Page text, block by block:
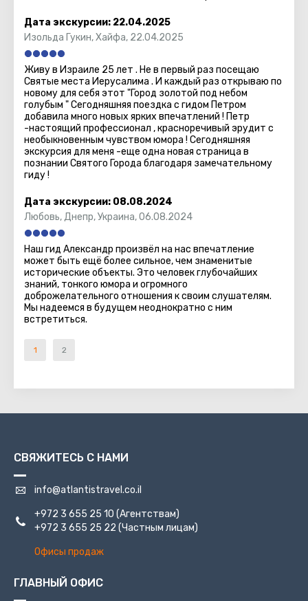
Дата экскурсии: 22.04.2025
Изольда Гукин,Хайфа, 22.04.2025
Живу в Израиле 25 лет . Не в первый раз посещаю
Святые места Иерусалима . И каждый раз открываю по
новому для себя этот "Город золотой под небом
голубым " Сегодняшняя поездка с гидом Петром
добавила много новых ярких впечатлений ! Петр
-настоящий профессионал , красноречивый эрудит с
необыкновенным чувством юмора ! Сегодняшняя
экскурсия для меня -еще одна новая страница в
познании Святого Города благодаря замечательному
гиду !
Дата экскурсии: 08.08.2024
Любовь,Днепр, Украина,06.08.2024
Наш гид Александр произвёл на нас впечатление
может быть ещё более сильное, чем знаменитые
исторические объекты. Это человек глубочайших
знаний, тонкого юмора и огромного
доброжелательного отношения к своим слушателям.
Мы надеемся в будущем неоднократно с ним
встретиться.
1 2
СВЯЖИТЕСЬ С НАМИ
info@atlantistravel.co.il
+972 3 655 25 10 (Агентствам)
+972 3 655 25 22 (Частным лицам)
Офисы продаж
ГЛАВНЫЙ ОФИС